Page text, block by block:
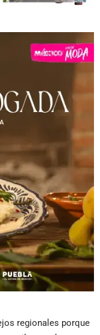
regionales porque